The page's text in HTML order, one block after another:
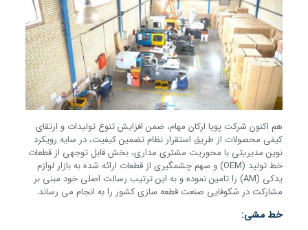
هم اکنون شرکت پویا ارکان مهام، ضمن افزایش تنوع تولیدات و ارتقای
کیفی محصولات از طریق استقرار نظام تضمین کیفیت، در سایه رویکرد
نوین مدیریتی با محوریت مشتری مداری، بخش قابل توجهی از قطعات
خط تولید (OEM) و سهم چشمگیری از قطعات ارائه شده به بازار لوازم
یدکی (AM) را تامین نموده و به این ترتیب رسالت اصلی خود مبنی بر
مشارکت در شکوفایی صنعت قطعه سازی کشور را به انجام می رساند.
خط مشی: